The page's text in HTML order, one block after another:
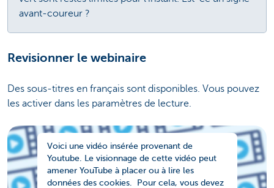
avant-coureur ?
Revisionner le webinaire
Des sous-titres en français sont disponibles. Vous pouvez
les activer dans les paramètres de lecture.
Voici une vidéo insérée provenant de
Youtube. Le visionnage de cette vidéo peut
amener YouTube à placer ou à lire les
données des cookies. Pour cela, vous devez